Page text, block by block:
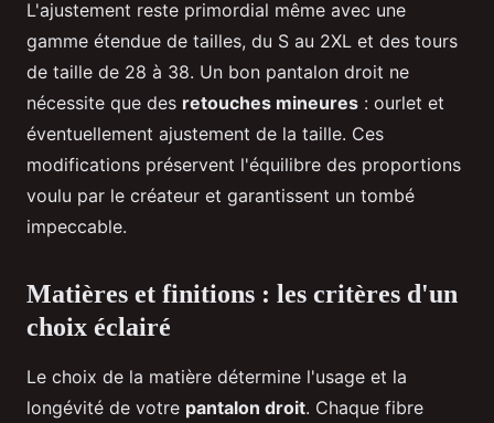
L'ajustement reste primordial même avec une
gamme étendue de tailles, du S au 2XL et des tours
de taille de 28 à 38. Un bon pantalon droit ne
nécessite que des retouches mineures : ourlet et
éventuellement ajustement de la taille. Ces
modifications préservent l'équilibre des proportions
voulu par le créateur et garantissent un tombé
impeccable.
Matières et finitions : les critères d'un
choix éclairé
Le choix de la matière détermine l'usage et la
longévité de votre pantalon droit. Chaque fibre